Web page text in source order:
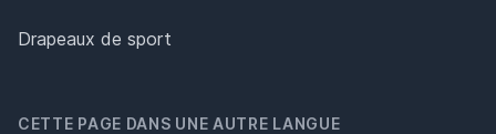
Drapeaux de sport
CETTE PAGE DANS UNE AUTRE LANGUE